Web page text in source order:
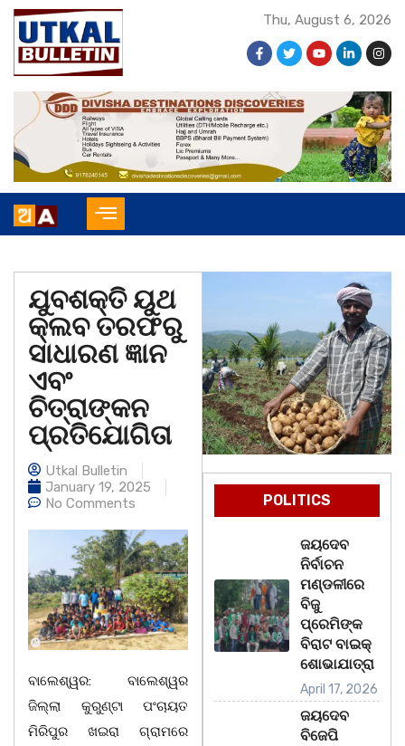
Thu, August 6, 2026
ଯୁବଶକ୍ତି ୟୁଥ
କ୍ଲବ ତରଫରୁ
ସାଧାରଣ ଜ୍ଞାନ
ଏବଂ
ଚିତ୍ରାଙ୍କନ
ପ୍ରତିଯୋଗିତା
Utkal Bulletin
January 19, 2025
No Comments
ବାଲେଶ୍ୱର: ବାଲେଶ୍ୱର
ଜିଲ୍ଲା କୁରୁଣ୍ଟା ପଂଚାୟତ
ମିରିପୁର ଖଇରା ଗ୍ରାମରେ
POLITICS
ଜୟଦେବ
ନିର୍ବାଚନ
ମଣ୍ଡଳୀରେ
ବିଜୁ
ପ୍ରେମିଙ୍କ
ବିରାଟ ବାଇକ୍
ଶୋଭାଯାତ୍ରା
April 17, 2026
ଜୟଦେବ
ବିଜେପି